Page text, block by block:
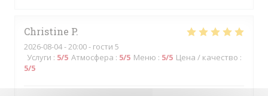
Christine P
2026-08-04- 20:00 - гости 5
Услуги : 5/5 Атмосфера : 5/5 Меню : 5/5 Цена / качество :
5/5